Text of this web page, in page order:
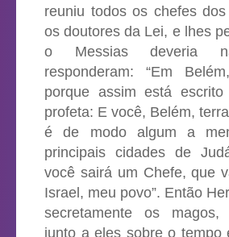
reuniu todos os chefes
os doutores da Lei, e lhes
o Messias deveria
responderam: “Em
porque assim está
profeta: E você, Belém,
é de modo algum a
principais cidades de
você sairá um Chefe, que
Israel, meu povo”. Então
secretamente os magos,
junto a eles sobre o tempo